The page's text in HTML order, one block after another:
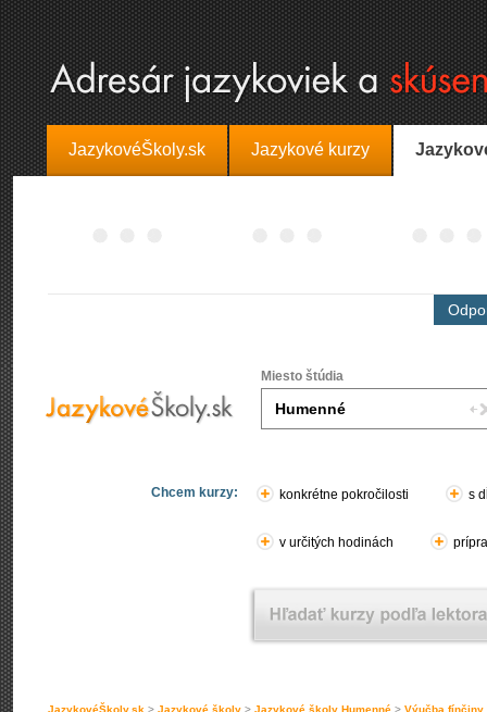
JazykovéŠkoly.sk Jazykové kurzy
Miesto štúdia
Chcem kurzy: konkrétne pokročilosti s
v určitých hodinách
JazykovéŠkoly.sk > Jazykové školy > Jazykové školy Humenné > Výučba fínčiny